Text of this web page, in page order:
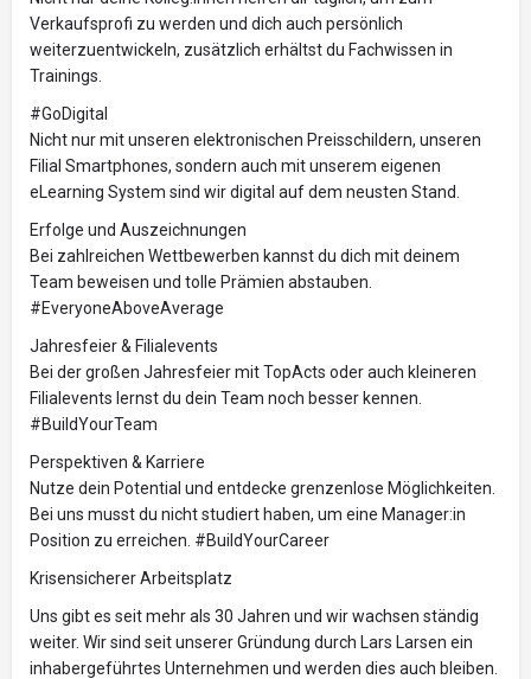
Verkaufsprofi zu werden und dich auch persönlich
weiterzuentwickeln, zusätzlich erhältst du Fachwissen in
Trainings.
#GoDigital
Nicht nur mit unseren elektronischen Preisschildern, unseren
Filial Smartphones, sondern auch mit unserem eigenen
eLearning System sind wir digital auf dem neusten Stand.
Erfolge und Auszeichnungen
Bei zahlreichen Wettbewerben kannst du dich mit deinem
Team beweisen und tolle Prämien abstauben.
#EveryoneAboveAverage
Jahresfeier & Filialevents
Bei der großen Jahresfeier mit TopActs oder auch kleineren
Filialevents lernst du dein Team noch besser kennen.
#BuildYourTeam
Perspektiven & Karriere
Nutze dein Potential und entdecke grenzenlose Möglichkeiten.
Bei uns musst du nicht studiert haben, um eine Manager:in
Position zu erreichen. #BuildYourCareer
Krisensicherer Arbeitsplatz
Uns gibt es seit mehr als 30 Jahren und wir wachsen ständig
weiter. Wir sind seit unserer Gründung durch Lars Larsen ein
inhabergeführtes Unternehmen und werden dies auch bleiben.